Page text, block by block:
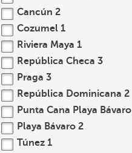
Cancún 2
Cozumel 1
Riviera Maya 1
República Checa 3
Praga 3
República Dominicana 2
Punta Cana Playa Bávaro
Playa Bávaro 2
Túnez 1